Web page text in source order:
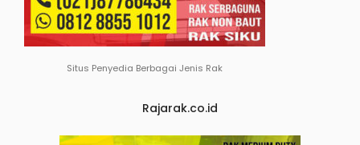
Situs Penyedia Berbagai Jenis Rak
Rajarak.co.id